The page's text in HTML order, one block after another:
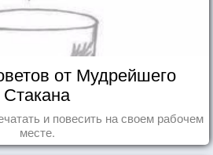
от Мудрейшего
Стакана
и повесить на своем рабочем
месте.